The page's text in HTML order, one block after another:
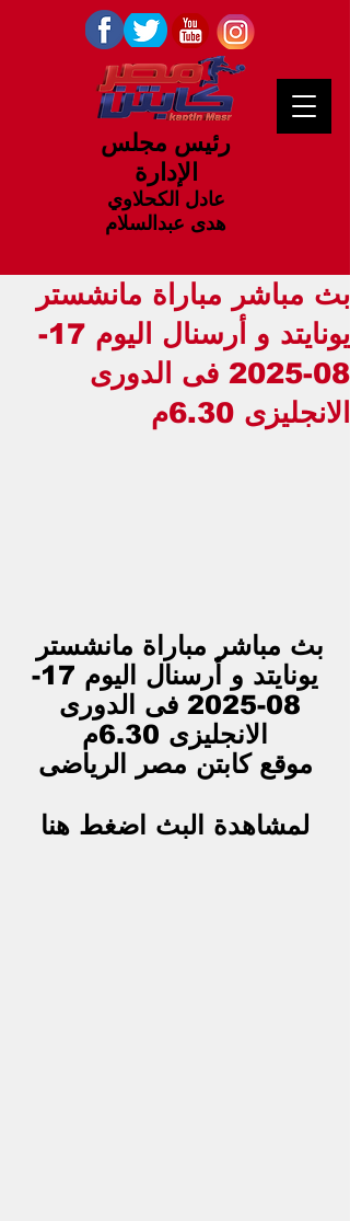
رئيس مجلس
الإدارة
عادل الكحلاوي
هدى عبدالسلام
بث مباشر مباراة مانشستر
يونايتد و أرسنال اليوم 17-
08-2025 فى الدورى
الانجليزى 6.30م
بث مباشر مباراة مانشستر
يونايتد و أرسنال اليوم 17-
08-2025 فى الدورى
الانجليزى 6.30م
موقع كابتن مصر الرياضى
لمشاهدة البث اضغط هنا